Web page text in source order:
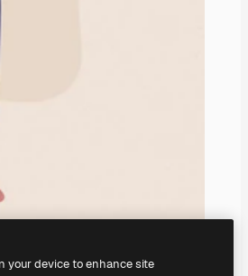
your device to enhance site